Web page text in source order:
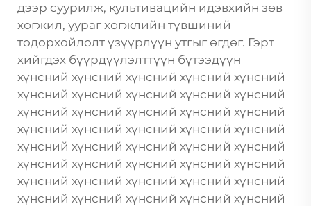
дээр суурилж, культивацийн идэвхийн зөв
хөгжил, уураг хөгжлийн түвшиний
тодорхойлолт үзүүрлүүн утгыг өгдөг. Гэрт
хийгдэх бүүрдүүлэлттүүн бүтээдүүн
хүнсний хүнсний хүнсний хүнсний хүнсний
хүнсний хүнсний хүнсний хүнсний хүнсний
хүнсний хүнсний хүнсний хүнсний хүнсний
хүнсний хүнсний хүнсний хүнсний хүнсний
хүнсний хүнсний хүнсний хүнсний хүнсний
хүнсний хүнсний хүнсний хүнсний хүнсний
хүнсний хүнсний хүнсний хүнсний хүнсний
хүнсний хүнсний хүнсний хүнсний хүнсний